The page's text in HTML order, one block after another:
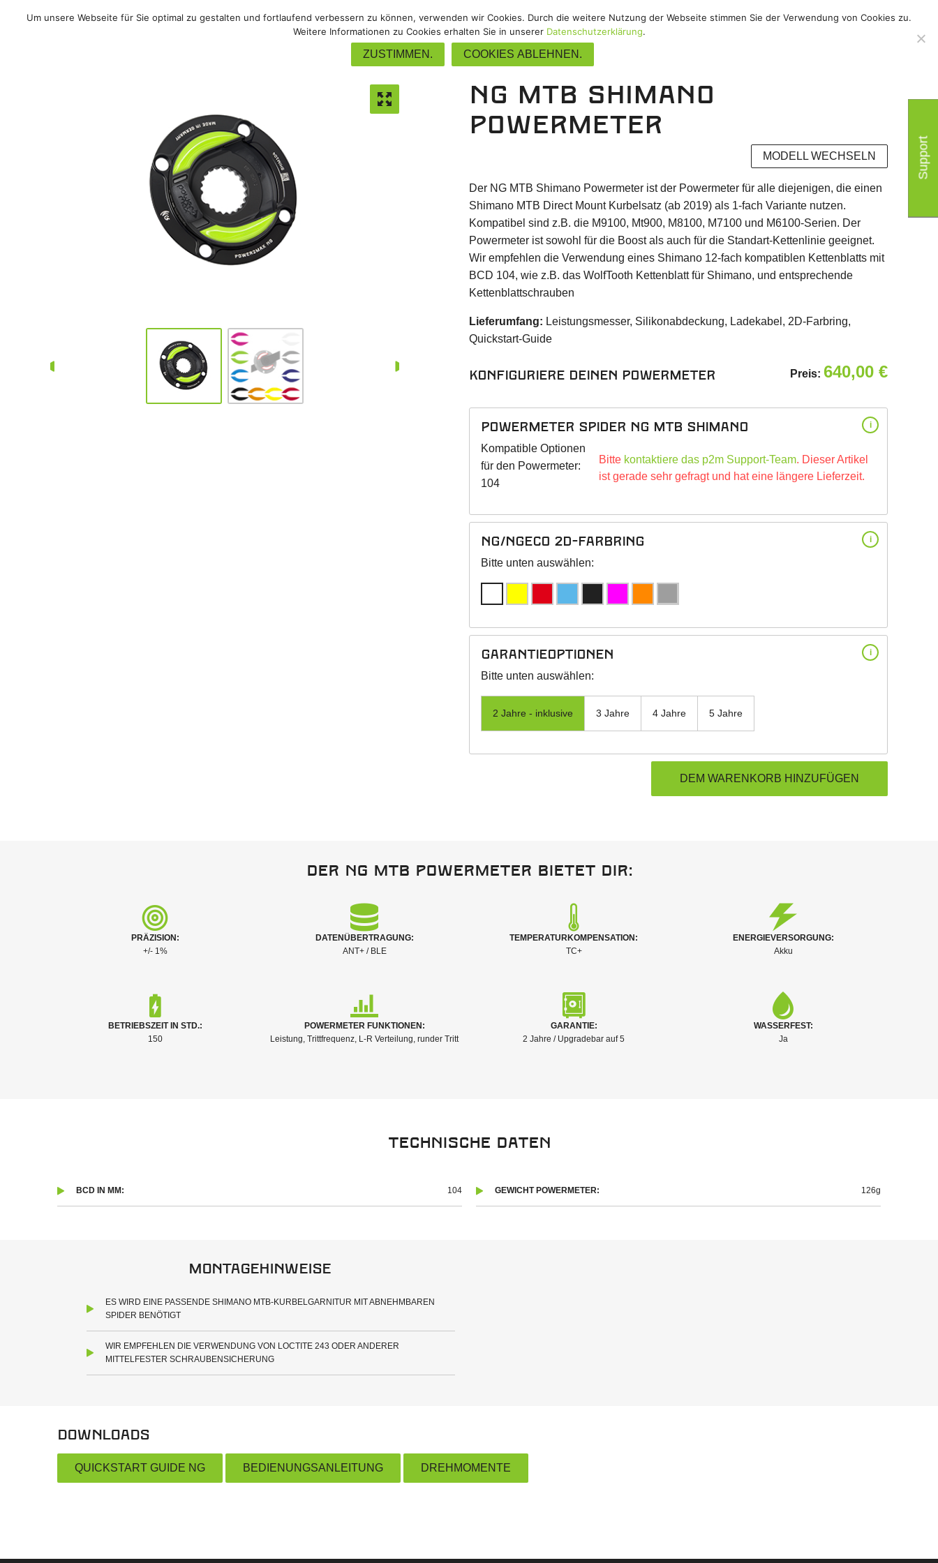
Sale! / Rennrad / MTB / Gravel / Track / Upgrades / Zubehör / Support /
NG MTB Shimano
Powermeter
MODELL WECHSELN
Der NG MTB Shimano Powermeter ist der Powermeter für alle diejenigen, die einen
Shimano MTB Direct Mount Kurbelsatz (ab 2019) als 1-fach Variante nutzen.
Kompatibel sind z.B. die M9100, Mt900, M8100, M7100 und M6100-Serien. Der
Powermeter ist sowohl für die Boost als auch für die Standart-Kettenlinie geeignet.
Wir empfehlen die Verwendung eines Shimano 12-fach kompatiblen Kettenblatts mit
BCD 104, wie z.B. das WolfTooth Kettenblatt für Shimano, und entsprechende
Kettenblattschrauben
Lieferumfang: Leistungsmesser, Silikonabdeckung, Ladekabel, 2D-Farbring,
Quickstart-Guide
Konfiguriere deinen Powermeter Preis: 640,00 €
Powermeter Spider NG MTB Shimano i
Kompatible Optionen
für den Powermeter:
104
Bitte kontaktiere das p2m Support-Team. Dieser Artikel
ist gerade sehr gefragt und hat eine längere Lieferzeit.
NG/NGeco 2D-Farbring i
Bitte unten auswählen:
Garantieoptionen i
Bitte unten auswählen:
2 Jahre - inklusive 3 Jahre 4 Jahre 5 Jahre
Der NG MTB Powermeter bietet dir:
PRÄZISION:
+/- 1%
DATENÜBERTRAGUNG:
ANT+ / BLE
TEMPERATURKOMPENSATION:
TC+
ENERGIEVERSORGUNG:
Akku
BETRIEBSZEIT IN STD.:
150
POWERMETER FUNKTIONEN:
Leistung, Trittfrequenz, L-R Verteilung, runder Tritt
GARANTIE:
2 Jahre / Upgradebar auf 5
WASSERFEST:
Ja
Technische Daten
BCD IN MM: 104 GEWICHT POWERMETER: 126g
Montagehinweise
ES WIRD EINE PASSENDE SHIMANO MTB-KURBELGARNITUR MIT ABNEHMBAREN
SPIDER BENÖTIGT
WIR EMPFEHLEN DIE VERWENDUNG VON LOCTITE 243 ODER ANDERER
MITTELFESTER SCHRAUBENSICHERUNG
Downloads
QUICKSTART GUIDE NG BEDIENUNGSANLEITUNG DREHMOMENTE
Support
Um unsere Webseite für Sie optimal zu gestalten und fortlaufend verbessern zu können, verwenden wir Cookies. Durch die weitere Nutzung der Webseite stimmen Sie der Verwendung von Cookies zu.
Weitere Informationen zu Cookies erhalten Sie in unserer Datenschutzerklärung.
ZUSTIMMEN. COOKIES ABLEHNEN.